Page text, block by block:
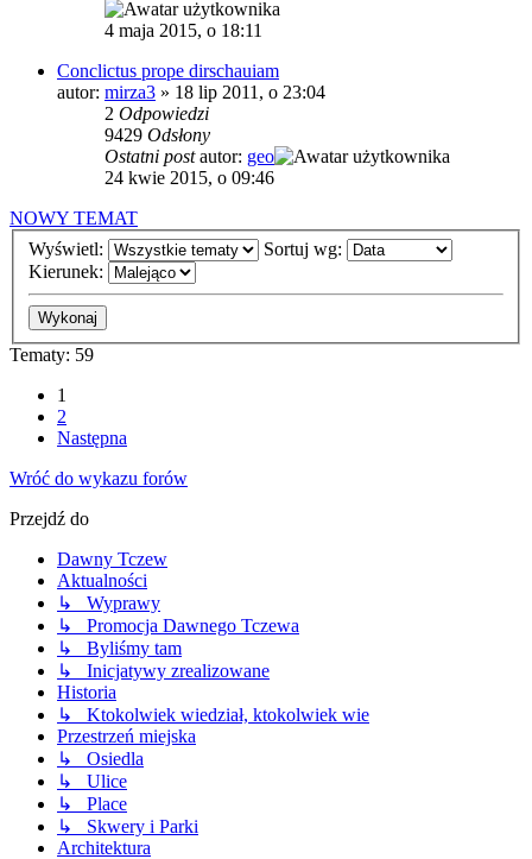
4 maja 2015, o 18:11
Conclictus prope dirschauiam
autor: mirza3 » 18 lip 2011, o 23:04
2 Odpowiedzi
9429 Odsłony
Ostatni postautor: geo
24 kwie 2015, o 09:46
NOWY TEMAT
Wyświetl:
Sortuj wg:
Kierunek:
Tematy: 59
1
2
Następna
Wróć do wykazu forów
Przejdź do
Dawny Tczew
Aktualności
↳ Wyprawy
↳ Promocja Dawnego Tczewa
↳ Byliśmy tam
↳ Inicjatywy zrealizowane
Historia
↳ Ktokolwiek wiedział, ktokolwiek wie
Przestrzeń miejska
↳ Osiedla
↳ Ulice
↳ Place
↳ Skwery i Parki
Architektura